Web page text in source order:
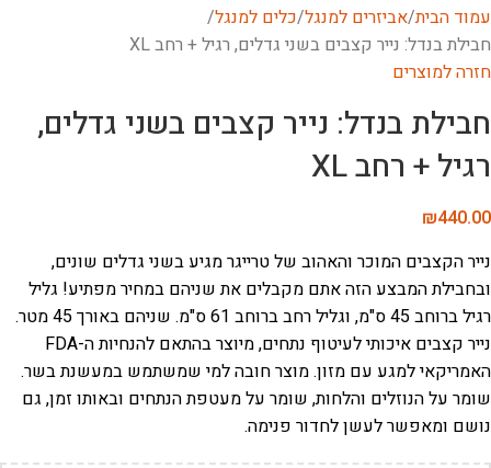
עמוד הבית אביזרים למנגל כלים למנגל
חבילת בנדל: נייר קצבים בשני גדלים, רגיל + רחב XL
חזרה למוצרים
חבילת בנדל: נייר קצבים בשני גדלים,
רגיל + רחב XL
₪440.00
נייר הקצבים המוכר והאהוב של טרייגר מגיע בשני גדלים שונים,
ובחבילת המבצע הזה אתם מקבלים את שניהם במחיר מפתיע! גליל
רגיל ברוחב 45 ס"מ, וגליל רחב ברוחב 61 ס"מ. שניהם באורך 45 מטר.
נייר קצבים איכותי לעיטוף נתחים, מיוצר בהתאם להנחיות ה-FDA
האמריקאי למגע עם מזון. מוצר חובה למי שמשתמש במעשנת בשר.
שומר על הנוזלים והלחות, שומר על מעטפת הנתחים ובאותו זמן, גם
נושם ומאפשר לעשן לחדור פנימה.